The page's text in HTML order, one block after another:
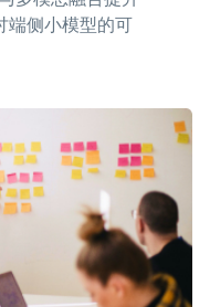
端侧小模型的可